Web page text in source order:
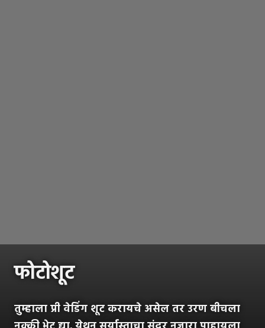
फोटोशूट
तुम्हाला प्री वेडिंग शूट करायचे असेल तर उरण बीचला